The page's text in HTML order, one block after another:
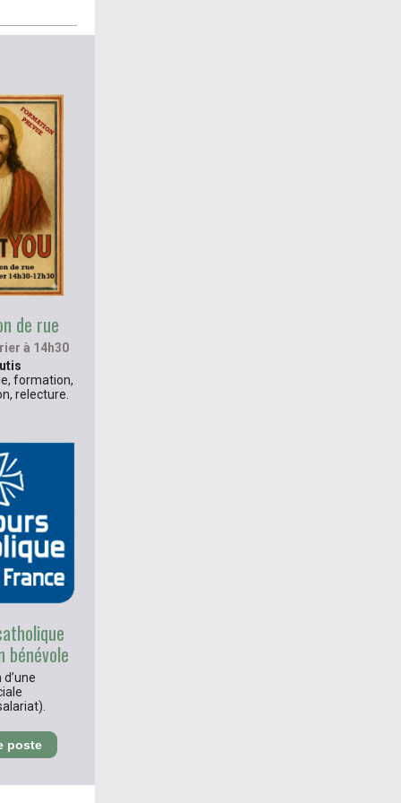
de rue
à 14h30
formation,
relecture.
bénévole
poste